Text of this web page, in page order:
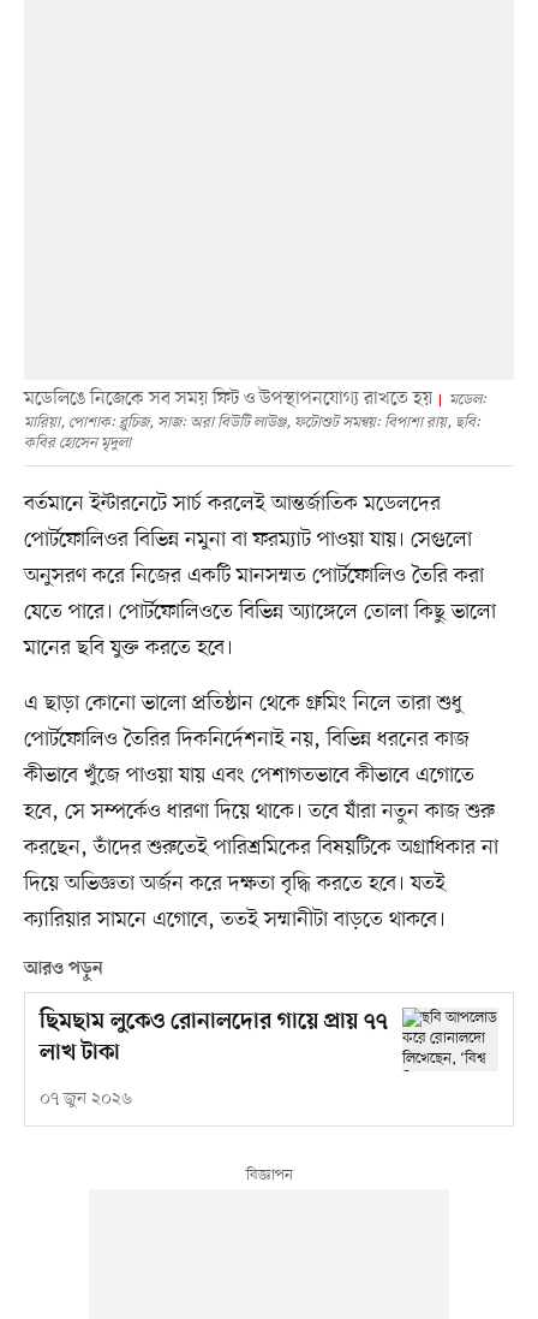
মডেলিঙে নিজেকে সব সময় ফিট ও উপস্থাপনযোগ্য রাখতে হয়
মডেল:
মারিয়া, পোশাক: ব্লুচিজ, সাজ: অরা বিউটি লাউঞ্জ, ফটোশুট সমন্বয়: বিপাশা রায়, ছবি:
কবির হোসেন মৃদুলা
বর্তমানে ইন্টারনেটে সার্চ করলেই আন্তর্জাতিক মডেলদের
পোর্টফোলিওর বিভিন্ন নমুনা বা ফরম্যাট পাওয়া যায়। সেগুলো
অনুসরণ করে নিজের একটি মানসম্মত পোর্টফোলিও তৈরি করা
যেতে পারে। পোর্টফোলিওতে বিভিন্ন অ্যাঙ্গেলে তোলা কিছু ভালো
মানের ছবি যুক্ত করতে হবে।
এ ছাড়া কোনো ভালো প্রতিষ্ঠান থেকে গ্রুমিং নিলে তারা শুধু
পোর্টফোলিও তৈরির দিকনির্দেশনাই নয়, বিভিন্ন ধরনের কাজ
কীভাবে খুঁজে পাওয়া যায় এবং পেশাগতভাবে কীভাবে এগোতে
হবে, সে সম্পর্কেও ধারণা দিয়ে থাকে। তবে যাঁরা নতুন কাজ শুরু
করছেন, তাঁদের শুরুতেই পারিশ্রমিকের বিষয়টিকে অগ্রাধিকার না
দিয়ে অভিজ্ঞতা অর্জন করে দক্ষতা বৃদ্ধি করতে হবে। যতই
ক্যারিয়ার সামনে এগোবে, ততই সম্মানীটা বাড়তে থাকবে।
আরও পড়ুন
ছিমছাম লুকেও রোনালদোর গায়ে প্রায় ৭৭
লাখ টাকা
০৭ জুন ২০২৬